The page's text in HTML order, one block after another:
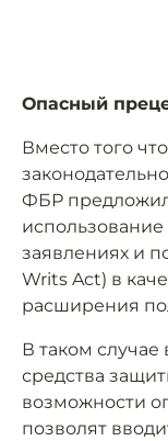
Опасный
Вместо того
ФБР
заявлениях и
Writs Act) в
расширения
В таком случае
средства
возможности
позволят